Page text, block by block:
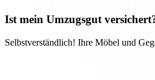
Ist mein Umzugsgut
Selbstverständlich! Ihre Möbel und